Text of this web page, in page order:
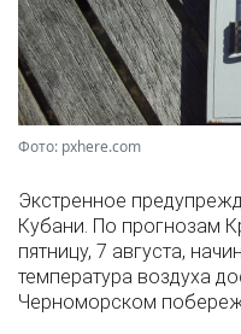
Фото: pxhere.com
Экстренное
Кубани. По прогнозам
пятницу, 7 августа,
температура воздуха
Черноморском